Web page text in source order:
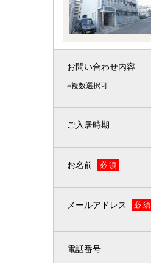
お問い合わせ内容
※複数選択可
ご入居時期
お名前 必 須
メールアドレス 必 須
電話番号